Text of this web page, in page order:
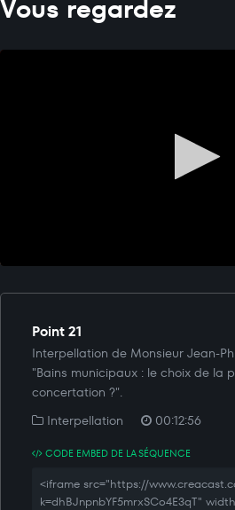
Vous regardez
Point 21
Interpellation de Monsieur Jean-
"Bains municipaux : le choix de la
concertation ?".
Interpellation
00:12:56
CODE EMBED DE LA SÉQUENCE
<iframe src="https://
k=dhBJnpnbYF5mrxSCo4E3qT"